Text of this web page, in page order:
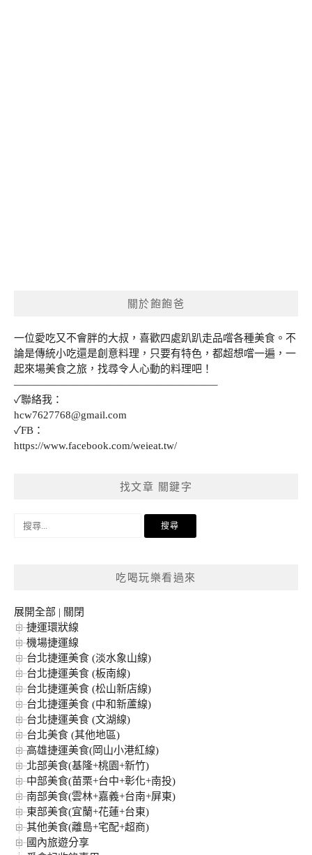
關於飽飽爸
一位愛吃又不會胖的大叔，喜歡四處趴趴走品嚐各種美食。不
論是傳統小吃還是創意料理，只要有特色，都超想嚐一遍，一
起來場美食之旅，找尋令人心動的料理吧！
———————————————————–
✓聯絡我：
hcw7627768@gmail.com
✓FB：
https://www.facebook.com/weieat.tw/
找文章 關鍵字
搜
吃喝玩樂看過來
展開全部 | 關閉
捷運環狀線
機場捷運線
台北捷運美食 (淡水象山線)
台北捷運美食 (板南線)
台北捷運美食 (松山新店線)
台北捷運美食 (中和新蘆線)
台北捷運美食 (文湖線)
台北美食 (其他地區)
高雄捷運美食(岡山小港紅線)
北部美食(基隆+桃園+新竹)
中部美食(苗栗+台中+彰化+南投)
南部美食(雲林+嘉義+台南+屏東)
東部美食(宜蘭+花蓮+台東)
其他美食(離島+宅配+超商)
國內旅遊分享